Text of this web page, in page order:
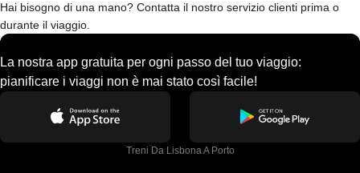
Hai bisogno di una mano? Contatta il nostro servizio clienti prima o
durante il viaggio.
La nostra app gratuita per ogni passo del tuo viaggio:
pianificare i viaggi non è mai stato così facile!
Treni Da Lisbona A Porto